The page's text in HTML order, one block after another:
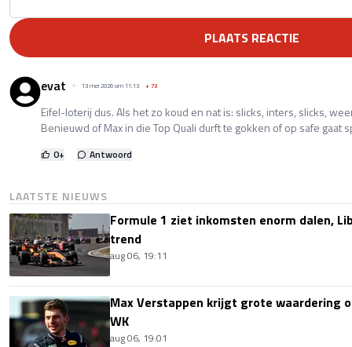
PLAATS REACTIE
evat 13 mei 2026 om 11:13 +73
Eifel-loterij dus. Als het zo koud en nat is: slicks, inters, slicks,
Benieuwd of Max in die Top Quali durft te gokken of op safe gaat
0+ Antwoord
LAATSTE NIEUWS
Formule 1 ziet inkomsten enorm dalen,
trend
aug 06, 19:11
Max Verstappen krijgt grote waardering
WK
aug 06, 19:01